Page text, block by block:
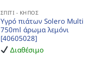
ΣΠΊΤΙ - ΚΉΠΟΣ
Υγρό πιάτων Solero Multi
750ml άρωμα λεμόνι
[40605028]
Διαθέσιμο